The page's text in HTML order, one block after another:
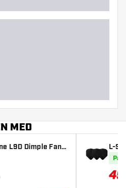
MED
L9D Dimple Fant
L-
hts
På
49